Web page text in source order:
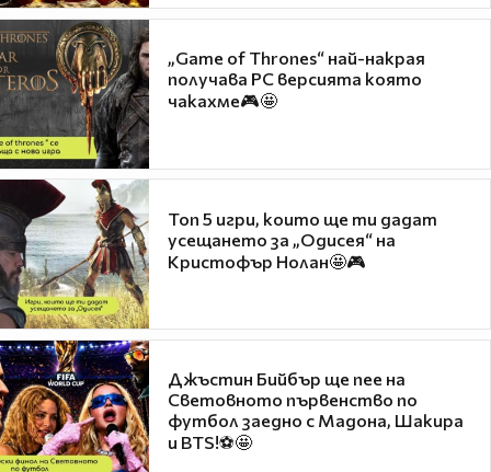
„Game of Thrones“ най-накрая
получава PC версията която
чакахме🎮🤩
Топ 5 игри, които ще ти дадат
усещането за „Одисея“ на
Кристофър Нолан🤩🎮
Джъстин Бийбър ще пее на
Световното първенство по
футбол заедно с Мадона, Шакира
и BTS!⚽🤩